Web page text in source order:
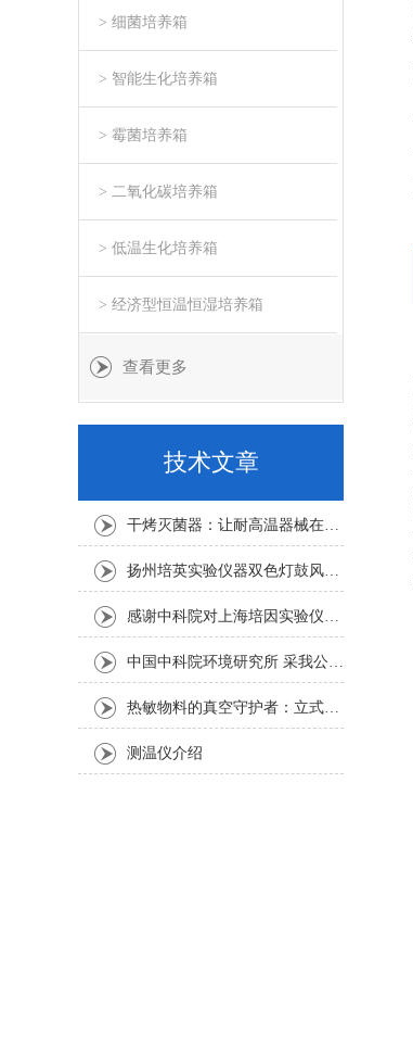
> 细菌培养箱
> 智能生化培养箱
> 霉菌培养箱
> 二氧化碳培养箱
> 低温生化培养箱
> 经济型恒温恒湿培养箱
查看更多
技术文章
干烤灭菌器：让耐高温器械在无水高温中重获无菌新生
扬州培英实验仪器双色灯鼓风干燥箱
感谢中科院对上海培因实验仪器的认可
中国中科院环境研究所 采我公司仪器300L人工气候箱 实验效果获高度评价
热敏物料的真空守护者：立式真空干燥箱选购指南
测温仪介绍